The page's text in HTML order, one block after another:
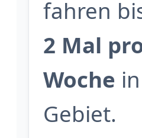
fahren
2 Mal
Woche
Gebiet.